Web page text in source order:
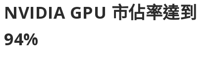
NVIDIA GPU 市佔率達到
94%